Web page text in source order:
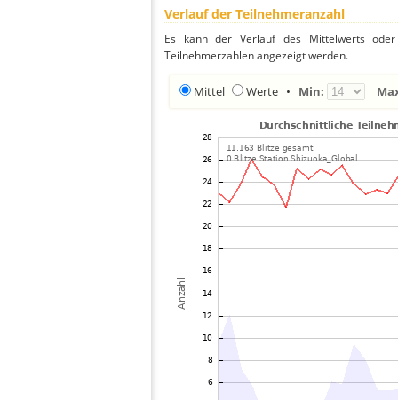
Verlauf der Teilnehmeranzahl
Es kann der Verlauf des Mittelwerts
Teilnehmerzahlen angezeigt werden.
Mittel Werte • Min: